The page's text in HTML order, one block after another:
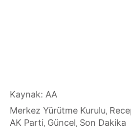
Kaynak: AA
Merkez Yürütme Kurulu,
AK Parti, Güncel, Son Dakika